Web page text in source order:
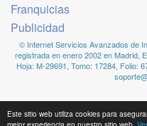
Este sitio web utiliza cookies para
Franquicias
Publicidad
© Internet Servicios Avanzados de
registrada en enero 2002 en Madrid,
Hoja: M-29691, Tomo: 17284, Folio: